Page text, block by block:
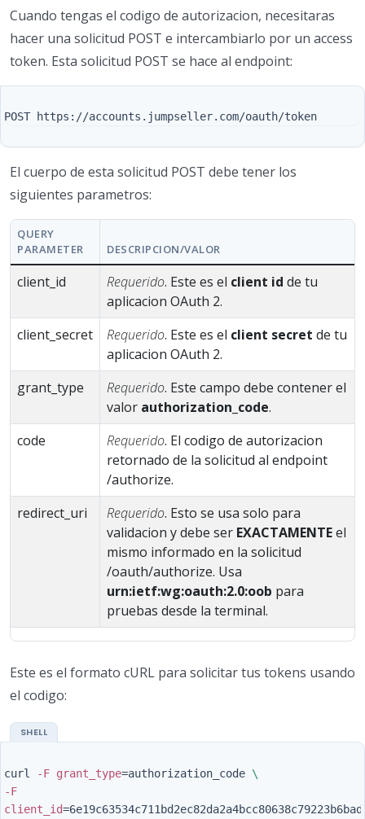
Cuando tengas el codigo de autorizacion, necesitaras
hacer una solicitud POST e intercambiarlo por un access
token. Esta solicitud POST se hace al endpoint:
El cuerpo de esta solicitud POST debe tener los
siguientes parametros:
QUERY
PARAMETER
DESCRIPCION/VALOR
client_id Requerido. Este es el client id de tu
aplicacion OAuth 2.
client_secret
Requerido. Este es el client secret de tu
aplicacion OAuth 2.
grant_type
Requerido. Este campo debe contener el
valor authorization_code.
code
Requerido. El codigo de autorizacion
retornado de la solicitud al endpoint
/authorize.
redirect_uri
Requerido. Esto se usa solo para
validacion y debe ser EXACTAMENTEel
mismo informado en la solicitud
/oauth/authorize. Usa
urn:ietf:wg:oauth:2.0:oob para
pruebas desde la terminal.
Este es el formato cURL para solicitar tus tokens usando
el codigo:
curl -F grant_type=authorization_code \
-F
client_id=